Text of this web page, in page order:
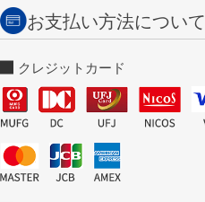
お支払い方法について
クレジットカード